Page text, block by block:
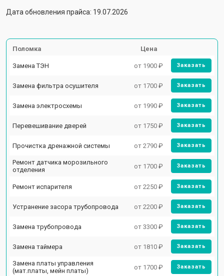
Дата обновления прайса: 19.07.2026
Поломка Цена
Замена ТЭН от 1900 ₽ Заказать
Замена фильтра осушителя от 1700 ₽ Заказать
Замена электросхемы от 1990 ₽ Заказать
Перевешивание дверей от 1750 ₽ Заказать
Прочистка дренажной системы от 2790 ₽ Заказать
Ремонт датчика морозильного
отделения
от 1700 ₽ Заказать
Ремонт испарителя от 2250 ₽ Заказать
Устранение засора трубопровода от 2200 ₽ Заказать
Замена трубопровода от 3300 ₽ Заказать
Замена таймера от 1810 ₽ Заказать
Замена платы управления
(мат.платы, мейн платы)
от 1700 ₽ Заказать